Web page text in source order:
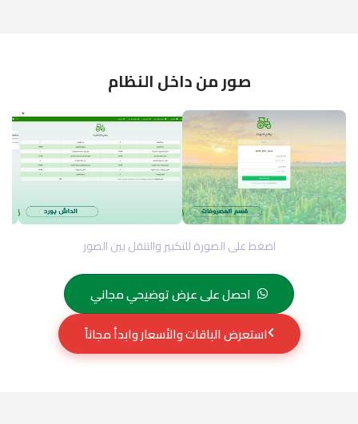
صور من داخل النظام
اضغط على الصورة للتكبير والتنقل بين الصور
احصل على عرض توضيحي مجاني
استعرض الباقات والأسعار وابدأ مجاناً